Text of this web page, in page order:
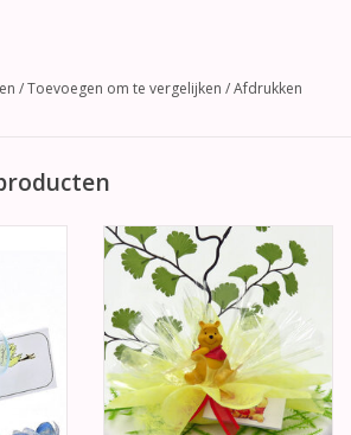
/Toevoegen om te vergelijken /Afdrukken